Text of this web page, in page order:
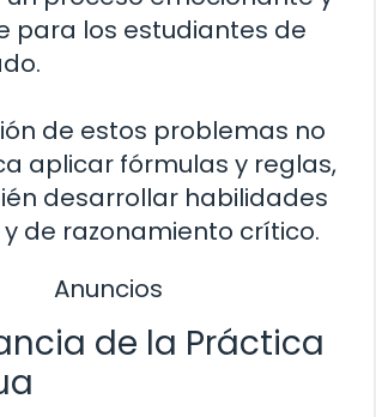
para los estudiantes de
de estos problemas no
aplicar fórmulas y reglas,
desarrollar habilidades
de razonamiento crítico.
Anuncios
de la Práctica